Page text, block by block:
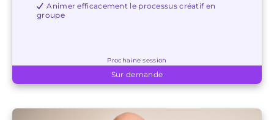
Animer efficacement le processus créatif en
groupe
Prochaine session
Sur demande